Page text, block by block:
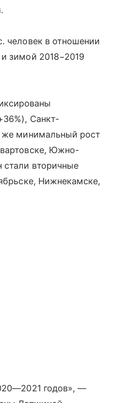
человек в отношении
зимой 2018−2019
Санкт-
же минимальный рост
Южно-
стали вторичные
Нижнекамске,
годов», —